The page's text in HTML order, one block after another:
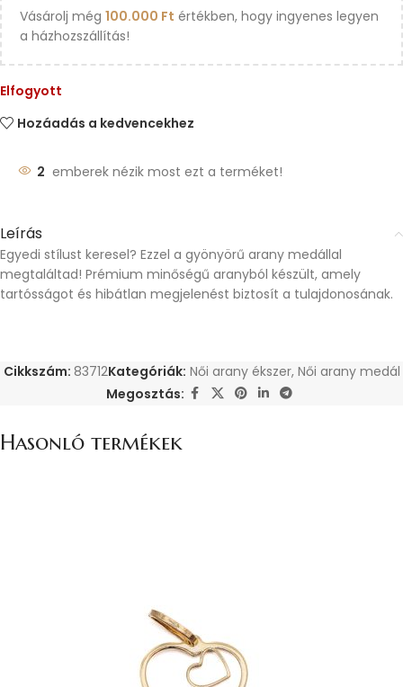
Vásárolj még 100.000 Ft értékben, hogy ingyenes legyen
a házhozszállítás!
Elfogyott
Hozáadás a kedvencekhez
2 emberek nézik most ezt a terméket!
Leírás
Egyedi stílust keresel? Ezzel a gyönyörű arany medállal
megtaláltad! Prémium minőségű aranyból készült, amely
tartósságot és hibátlan megjelenést biztosít a tulajdonosának.
Cikkszám: 83712Kategóriák: Női arany ékszer, Női arany medál
Megosztás:
Hasonló termékek